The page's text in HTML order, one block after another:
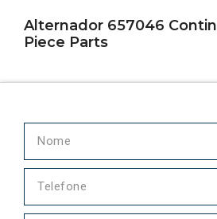
Alternador 657046
Piece Parts